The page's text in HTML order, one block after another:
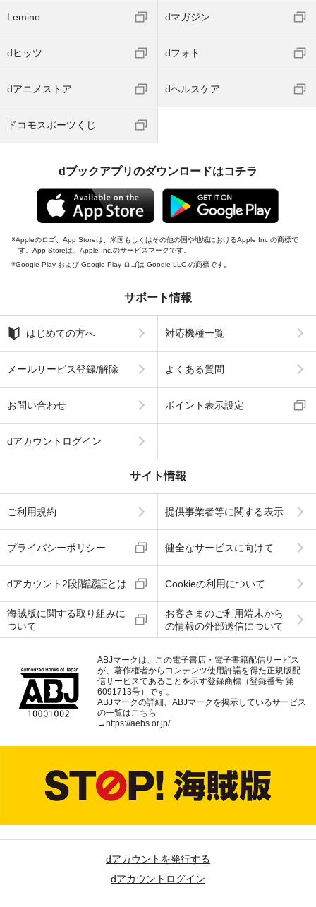
Lemino dマガジン
dヒッツ dフォト
dアニメストア dヘルスケア
ドコモスポーツくじ
dブックアプリのダウンロードはコチラ
Appleのロゴ、App Storeは、米国もしくはその他の国や地域におけるApple Inc.の商標で
す。App Storeは、Apple Inc.のサービスマークです。
Google Play および Google Play ロゴは Google LLC の商標です。
サポート情報
はじめての方へ 対応機種一覧
メールサービス登録/解除 よくある質問
お問い合わせ ポイント表示設定
dアカウントログイン
サイト情報
ご利用規約 提供事業者等に関する表示
プライバシーポリシー 健全なサービスに向けて
dアカウント2段階認証とは Cookieの利用について
海賊版に関する取り組みに
ついて
お客さまのご利用端末から
の情報の外部送信について
ABJマークは、この電子書店・電子書籍配信サービス
が、著作権者からコンテンツ使用許諾を得た正規版配
信サービスであることを示す登録商標（登録番号 第
6091713号）です。
ABJマークの詳細、ABJマークを掲示しているサービス
の一覧はこちら
→ https://aebs.or.jp/
dアカウントを発行する
dアカウントログイン